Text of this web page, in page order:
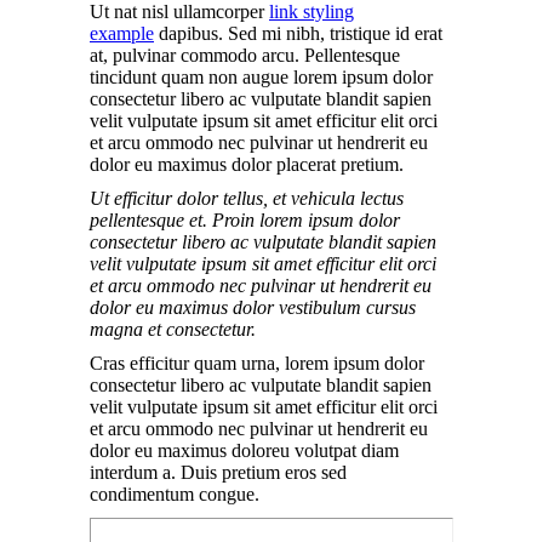
Ut nat nisl ullamcorperlink styling
example dapibus. Sed mi nibh, tristique id erat
at, pulvinar commodo arcu. Pellentesque
tincidunt quam non augue lorem ipsum dolor
consectetur libero ac vulputate blandit sapien
velit vulputate ipsum sit amet efficitur elit orci
et arcu ommodo nec pulvinar ut hendrerit eu
dolor eu maximus dolor placerat pretium.
Ut efficitur dolor tellus, et vehicula lectus
pellentesque et. Proin lorem ipsum dolor
consectetur libero ac vulputate blandit sapien
velit vulputate ipsum sit amet efficitur elit orci
et arcu ommodo nec pulvinar ut hendrerit eu
dolor eu maximus dolor vestibulum cursus
magna et consectetur.
Cras efficitur quam urna, lorem ipsum dolor
consectetur libero ac vulputate blandit sapien
velit vulputate ipsum sit amet efficitur elit orci
et arcu ommodo nec pulvinar ut hendrerit eu
dolor eu maximus doloreu volutpat diam
interdum a. Duis pretium eros sed
condimentum congue.